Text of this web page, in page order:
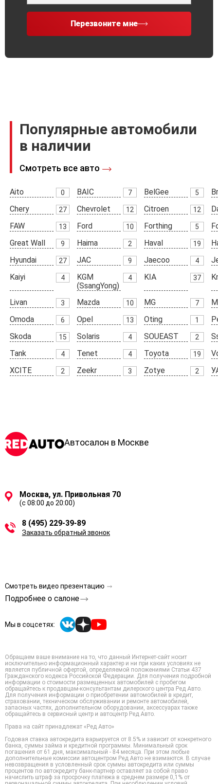
Перезвоните мне
Популярные автомобили
в наличии
Смотреть все авто
Aito 0 BAIC 7 BelGee 5
Chery
27 Chevrolet 12 Citroen 12
FAW
13 Ford 10 Forthing 5
Great Wall
9 Haima 2 Haval 19
Hyundai
27 JAC 9 Jaecoo 4
Kaiyi
4
KGM
(SsangYong)
4 KIA 37
Livan 3 Mazda 10 MG 7
Omoda
6 Opel 13 Oting 1
Skoda
15 Solaris 4 SOUEAST 2
Tank
4 Tenet 4 Toyota 19
XCITE
2 Zeekr 3 Zotye 2
Автосалон в Москве
Москва, ул. Привольная 70
(с 08:00 до 20:00)
8 (495) 229-39-89
Заказать обратный звонок
Смотреть видео презентацию
Подробнее о салоне
Мы в соцсетях:
Обращаем ваше внимание на то, что данный Интернет-сайт носит
исключительно информационный характер и ни при каких условиях не
является публичной офертой, определяемой положениями Статьи 437
Гражданского кодекса Российской Федерации. Для получения подробной
информации о стоимости размещенных автомобилей с пробегом
обращайтесь к продавцам-консультантам дилерского центра Ред Авто.
Для получения информации о приобретении автомобилей в кредит,
страховании, техническом обслуживании и ремонте автомобилей,
запасных частях, дополнительном оборудовании, аксессуарах также
обращайтесь в сервисный центр и автоцентр Ред Авто.
Права на сайт принадлежат «Ред Авто»
Годовая ставка автокредита варьируется от 8.5% и зависит от конкретного
банка, суммы займа и кредитной программы. Минимальный срок
погашения от 61 дня, максимальный - 84 месяца. При этом любые
дополнительные комиссии автоцентром Ред Авто не взимаются. В случае
невозвращения в условленный срок суммы автокредита или суммы
процентов по автокредиту банк-партнер оставляет за собой право
начислить штраф за просрочку платежа в среднем размере 0,1% от